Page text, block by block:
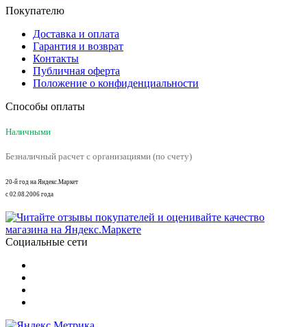
Покупателю
Доставка и оплата
Гарантия и возврат
Контакты
Публичная оферта
Положение о конфиденциальности
Способы оплаты
Наличными
Безналичный расчет с организациями (по счету)
20-й год на Яндекс.Маркет
с 02.08.2006 года
Социальные сети